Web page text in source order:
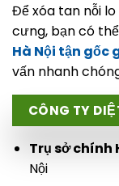
Để xóa tan nỗi
cưng, bạn có
Hà Nội tận gốc
vấn nhanh
CÔNG TY
Trụ sở chính
Nội